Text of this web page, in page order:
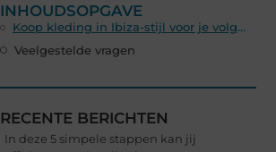
INHOUDSOPGAVE
Koop kleding in Ibiza-stijl voor je volgende zonvakantie
Veelgestelde vragen
RECENTE BERICHTEN
In deze 5 simpele stappen kan jij